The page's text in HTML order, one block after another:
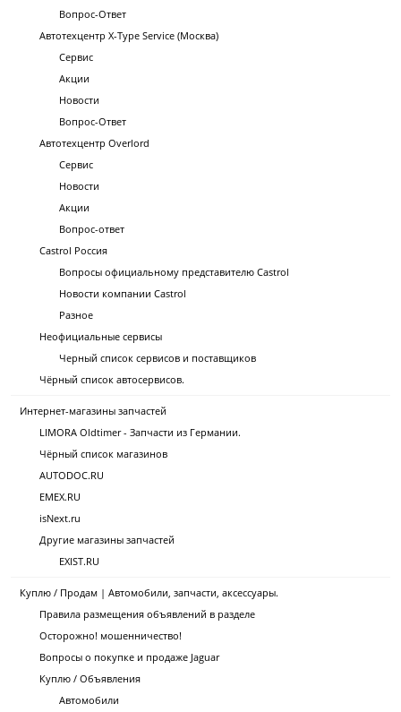
Вопрос-Ответ
Автотехцентр X-Type Service (Москва)
Сервис
Акции
Новости
Вопрос-Ответ
Автотехцентр Overlord
Сервис
Новости
Акции
Вопрос-ответ
Castrol Россия
Вопросы официальному представителю Castrol
Новости компании Castrol
Разное
Неофициальные сервисы
Черный список сервисов и поставщиков
Чёрный список автосервисов.
Интернет-магазины запчастей
LIMORA Oldtimer - Запчасти из Германии.
Чёрный список магазинов
AUTODOC.RU
EMEX.RU
isNext.ru
Другие магазины запчастей
EXIST.RU
Куплю / Продам | Автомобили, запчасти, аксессуары.
Правила размещения объявлений в разделе
Осторожно! мошенничество!
Вопросы о покупке и продаже Jaguar
Куплю / Объявления
Автомобили